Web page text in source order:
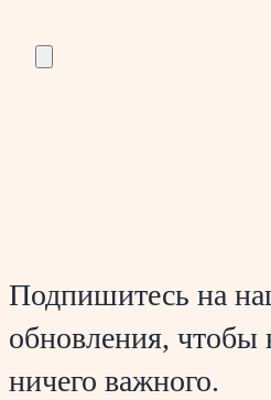
Подпишитесь на
обновления, чтобы
ничего важного.